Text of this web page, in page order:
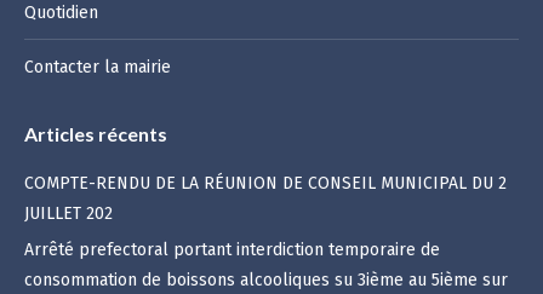
Quotidien
Contacter la mairie
Articles récents
COMPTE-RENDU DE LA RÉUNION DE CONSEIL MUNICIPAL DU 2
JUILLET 202
Arrêté prefectoral portant interdiction temporaire de
consommation de boissons alcooliques su 3ième au 5ième sur